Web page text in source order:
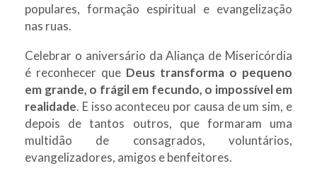
populares, formação espiritual e evangelização
nas ruas.
Celebrar o aniversário da Aliança de Misericórdia
é reconhecer que Deus transforma o pequeno
em grande, o frágil em fecundo, o impossível em
realidade. E isso aconteceu por causa de um sim, e
depois de tantos outros, que formaram uma
multidão de consagrados, voluntários,
evangelizadores, amigos e benfeitores.